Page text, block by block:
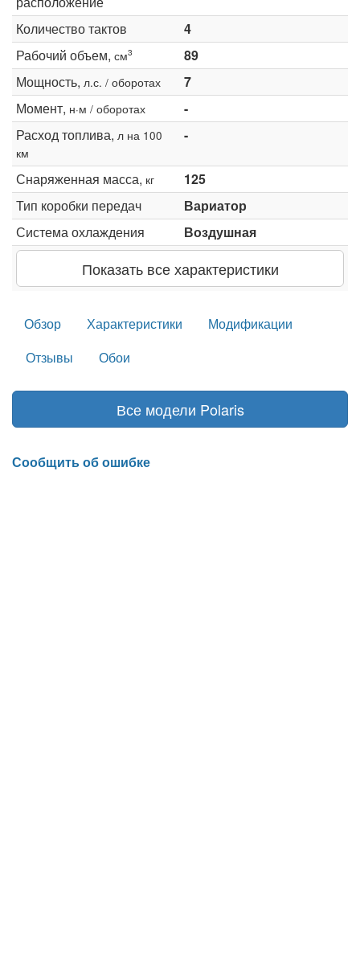
Количество тактов
4
Рабочий объем, см3
89
Мощность, л.с. / оборотах
7
Момент, н·м / оборотах
-
Расход топлива, л на 100
км
-
Снаряженная масса, кг
125
Тип коробки передач
Вариатор
Система охлаждения
Воздушная
Показать все характеристики
Обзор Характеристики
Модификации
Отзывы
Обои
Все модели Polaris
Сообщить об ошибке